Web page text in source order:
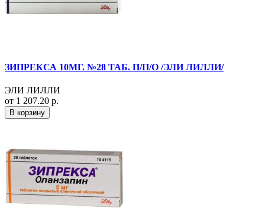
ЗИПРЕКСА 10МГ. №28 ТАБ. П/П/О /ЭЛИ ЛИЛЛИ/
ЭЛИ ЛИЛЛИ
от 1 207.20 р.
В корзину